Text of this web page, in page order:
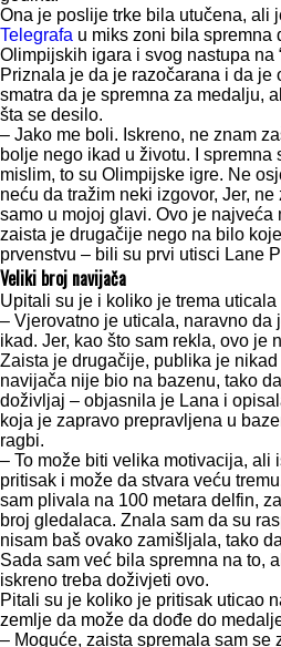
Ona je poslije trke bila utučena, ali
Telegrafa u miks zoni bila spremna
Olimpijskih igara i svog nastupa na
Priznala je da je razočarana i da je
smatra da je spremna za medalju,
šta se desilo.
– Jako me boli. Iskreno, ne znam
bolje nego ikad u životu. I spremna
mislim, to su Olimpijske igre. Ne
neću da tražim neki izgovor, Jer,
samo u mojoj glavi. Ovo je najveća
zaista je drugačije nego na bilo
prvenstvu – bili su prvi utisci Lane
Veliki broj navijača
Upitali su je i koliko je trema uticala
– Vjerovatno je uticala, naravno da
ikad. Jer, kao što sam rekla, ovo je
Zaista je drugačije, publika je
navijača nije bio na bazenu, tako
doživljaj – objasnila je Lana i
koja je zapravo prepravljena u
ragbi.
– To može biti velika motivacija, ali
pritisak i može da stvara veću
sam plivala na 100 metara delfin,
broj gledalaca. Znala sam da su
nisam baš ovako zamišljala, tako
Sada sam već bila spremna na to,
iskreno treba doživjeti ovo.
Pitali su je koliko je pritisak uticao
zemlje da može da dođe do
– Moguće, zaista spremala sam se